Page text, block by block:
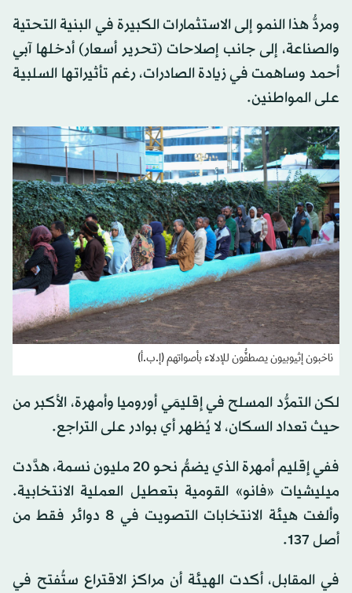
ومردُّ هذا النمو إلى الاستثمارات الكبيرة في البنية التحتية
والصناعة، إلى جانب إصلاحات (تحرير أسعار) أدخلها آبي
أحمد وساهمت في زيادة الصادرات، رغم تأثيراتها السلبية
على المواطنين.
ناخبون إثيوبيون يصطفُّون للإدلاء بأصواتهم (إ.ب.أ)
لكن التمرُّد المسلح في إقليمَي أوروميا وأمهرة، الأكبر من
حيث تعداد السكان، لا يُظهر أي بوادر على التراجع.
ففي إقليم أمهرة الذي يضمُّ نحو 20 مليون نسمة، هدَّدت
ميليشيات «فانو» القومية بتعطيل العملية الانتخابية.
وألغت هيئة الانتخابات التصويت في 8 دوائر فقط من
أصل 137.
في المقابل، أكدت الهيئة أن مراكز الاقتراع ستُفتح في